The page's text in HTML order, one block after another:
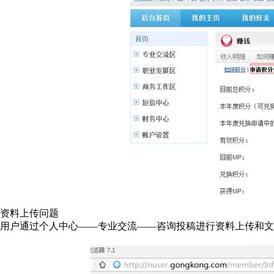
资料上传问题
用户通过个人中心——专业交流——咨询投稿进行资料上传和